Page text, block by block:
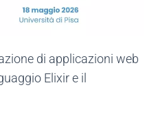
di applicazioni web
Elixir e il